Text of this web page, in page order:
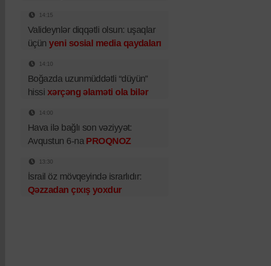
14:15
Valideynlər diqqətli olsun: uşaqlar
üçünyeni sosial media qaydaları
14:10
Boğazda uzunmüddətli “düyün”
hissi xərçəng əlaməti ola bilər
14:00
Hava ilə bağlı son vəziyyət:
Avqustun 6-na PROQNOZ
13:30
İsrail öz mövqeyində israrlıdır:
Qəzzadan çıxış yoxdur